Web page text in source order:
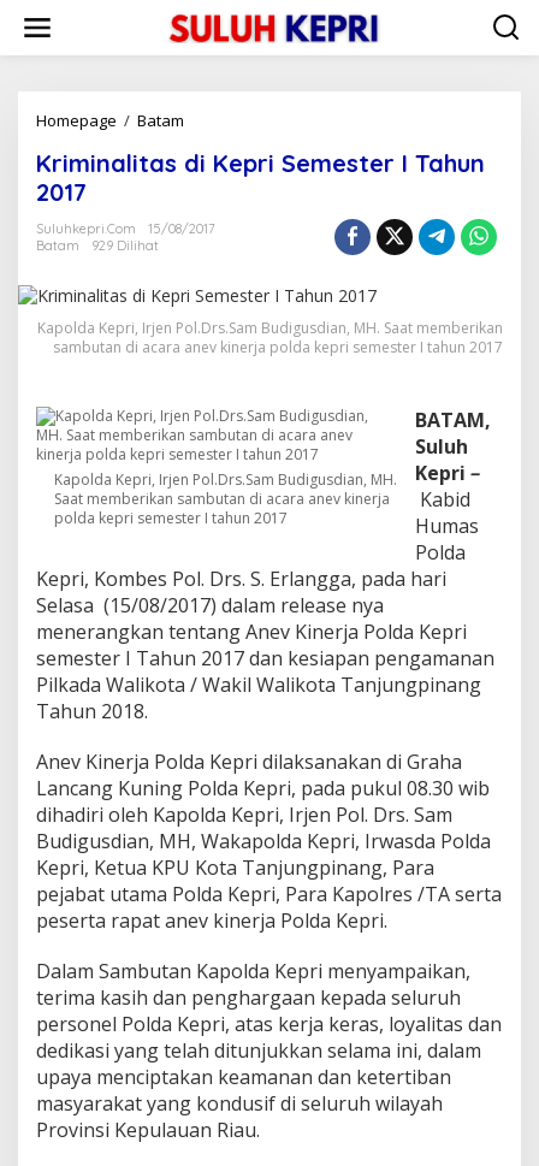
w
Homepage / Batam
i
n
i
a
s
K
e
p
r
i
m
e
s
t
e
h
u
n
2
0
1
7
Kriminalitas di Kepri Semester I Tahun
2017
Suluhkepri.com
15/08/2017
Batam
929 Dilihat
Kapolda Kepri, Irjen Pol.Drs.Sam Budigusdian, MH. Saat memberikan
sambutan di acara anev kinerja polda kepri semester I tahun 2017
Kapolda Kepri, Irjen Pol.Drs.Sam Budigusdian, MH.
Saat memberikan sambutan di acara anev kinerja
polda kepri semester I tahun 2017
BATAM,
Suluh
Kepri –
Kabid
Humas
Polda
Kepri, Kombes Pol. Drs. S. Erlangga, pada hari
Selasa (15/08/2017) dalam release nya
menerangkan tentang Anev Kinerja Polda Kepri
semester I Tahun 2017 dan kesiapan pengamanan
Pilkada Walikota / Wakil Walikota Tanjungpinang
Tahun 2018.
Anev Kinerja Polda Kepri dilaksanakan di Graha
Lancang Kuning Polda Kepri, pada pukul 08.30 wib
dihadiri oleh Kapolda Kepri, Irjen Pol. Drs. Sam
Budigusdian, MH, Wakapolda Kepri, Irwasda Polda
Kepri, Ketua KPU Kota Tanjungpinang, Para
pejabat utama Polda Kepri, Para Kapolres /TA serta
peserta rapat anev kinerja Polda Kepri.
Dalam Sambutan Kapolda Kepri menyampaikan,
terima kasih dan penghargaan kepada seluruh
personel Polda Kepri, atas kerja keras, loyalitas dan
dedikasi yang telah ditunjukkan selama ini, dalam
upaya menciptakan keamanan dan ketertiban
masyarakat yang kondusif di seluruh wilayah
Provinsi Kepulauan Riau.